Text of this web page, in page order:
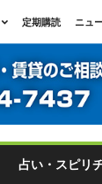
定期購読 ニュ
占い・スピリ